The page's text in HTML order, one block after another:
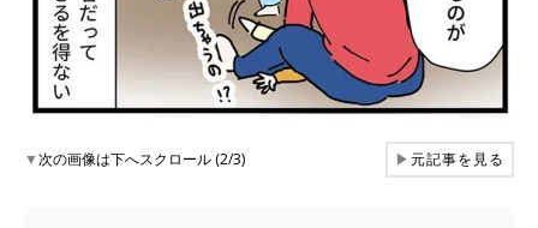
▼次の画像は下へスクロール (2/3) ▶元記事を見る